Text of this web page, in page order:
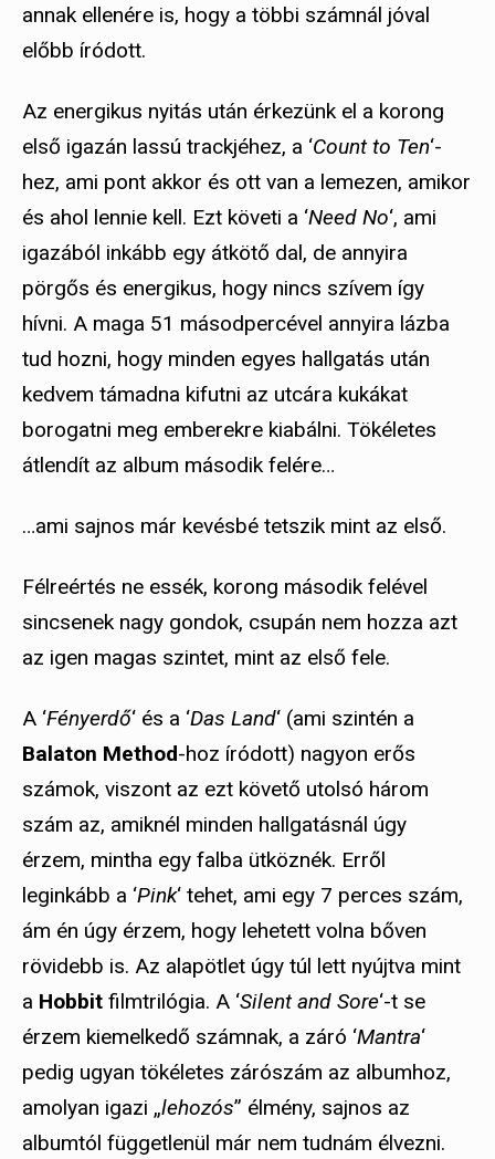
annak ellenére is, hogy a többi számnál jóval
előbb íródott.
Az energikus nyitás után érkezünk el a korong
első igazán lassú trackjéhez, a ‘Count to Ten‘-
hez, ami pont akkor és ott van a lemezen, amikor
és ahol lennie kell. Ezt követi a ‘Need No‘, ami
igazából inkább egy átkötő dal, de annyira
pörgős és energikus, hogy nincs szívem így
hívni. A maga 51 másodpercével annyira lázba
tud hozni, hogy minden egyes hallgatás után
kedvem támadna kifutni az utcára kukákat
borogatni meg emberekre kiabálni. Tökéletes
átlendít az album második felére…
…ami sajnos már kevésbé tetszik mint az első.
Félreértés ne essék, korong második felével
sincsenek nagy gondok, csupán nem hozza azt
az igen magas szintet, mint az első fele.
A ‘Fényerdő‘ és a ‘Das Land‘ (ami szintén a
Balaton Method-hoz íródott) nagyon erős
számok, viszont az ezt követő utolsó három
szám az, amiknél minden hallgatásnál úgy
érzem, mintha egy falba ütköznék. Erről
leginkább a ‘Pink‘ tehet, ami egy 7 perces szám,
ám én úgy érzem, hogy lehetett volna bőven
rövidebb is. Az alapötlet úgy túl lett nyújtva mint
a Hobbit filmtrilógia. A ‘Silent and Sore‘-t se
érzem kiemelkedő számnak, a záró ‘Mantra‘
pedig ugyan tökéletes zárószám az albumhoz,
amolyan igazi „lehozós” élmény, sajnos az
albumtól függetlenül már nem tudnám élvezni.